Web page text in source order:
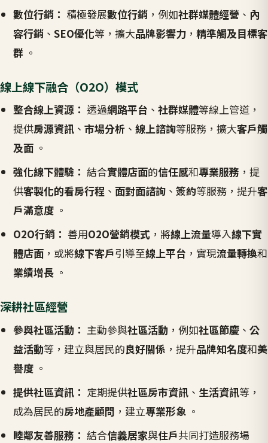
數位行銷： 積極發展數位行銷 ，例如社群媒體經營 、 內
容行銷 、SEO優化等，擴大品牌影響力 ，精準觸及目標客
群 。
線上線下融合（O2O）模式
整合線上資源： 透過網路平台 、社群媒體等線上管道，
提供房源資訊 、市場分析 、線上諮詢等服務，擴大客戶觸
及面 。
強化線下體驗： 結合實體店面的信任感和專業服務 ，提
供客製化的看房行程 、面對面諮詢 、簽約等服務，提升客
戶滿意度 。
O2O行銷： 善用O2O營銷模式 ，將線上流量導入線下實
體店面 ，或將線下客戶引導至線上平台 ，實現流量轉換和
業績增長 。
深耕社區經營
參與社區活動： 主動參與社區活動 ，例如社區節慶 、公
益活動等，建立與居民的良好關係 ，提升品牌知名度和美
譽度 。
提供社區資訊： 定期提供社區房市資訊 、 生活資訊等，
成為居民的房地產顧問 ，建立專業形象 。
睦鄰友善服務： 結合信義居家與住戶共同打造服務場